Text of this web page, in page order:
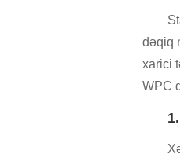
dəqiq
xarici
WPC